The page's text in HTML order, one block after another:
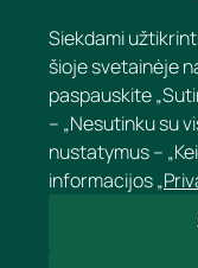
Siekdami
šioje svetainėje
paspauskite
– „Nesutinku su
nustatymus –
informacijos